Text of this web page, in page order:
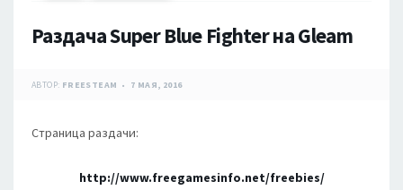
Раздача Super Blue Fighter на Gleam
АВТОР: FREESTEAM 7 МАЯ, 2016
Страница раздачи:
http://www.freegamesinfo.net/freebies/